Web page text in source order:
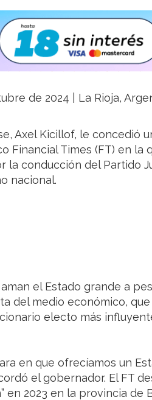
de 2024 | La Rioja,
Axel Kicillof, le concedió
Financial Times (FT) en la
la conducción del Partido
nacional.
el Estado grande a
del medio económico,
electo más
en que ofrecíamos un
el gobernador. El FT
en 2023 en la provincia de